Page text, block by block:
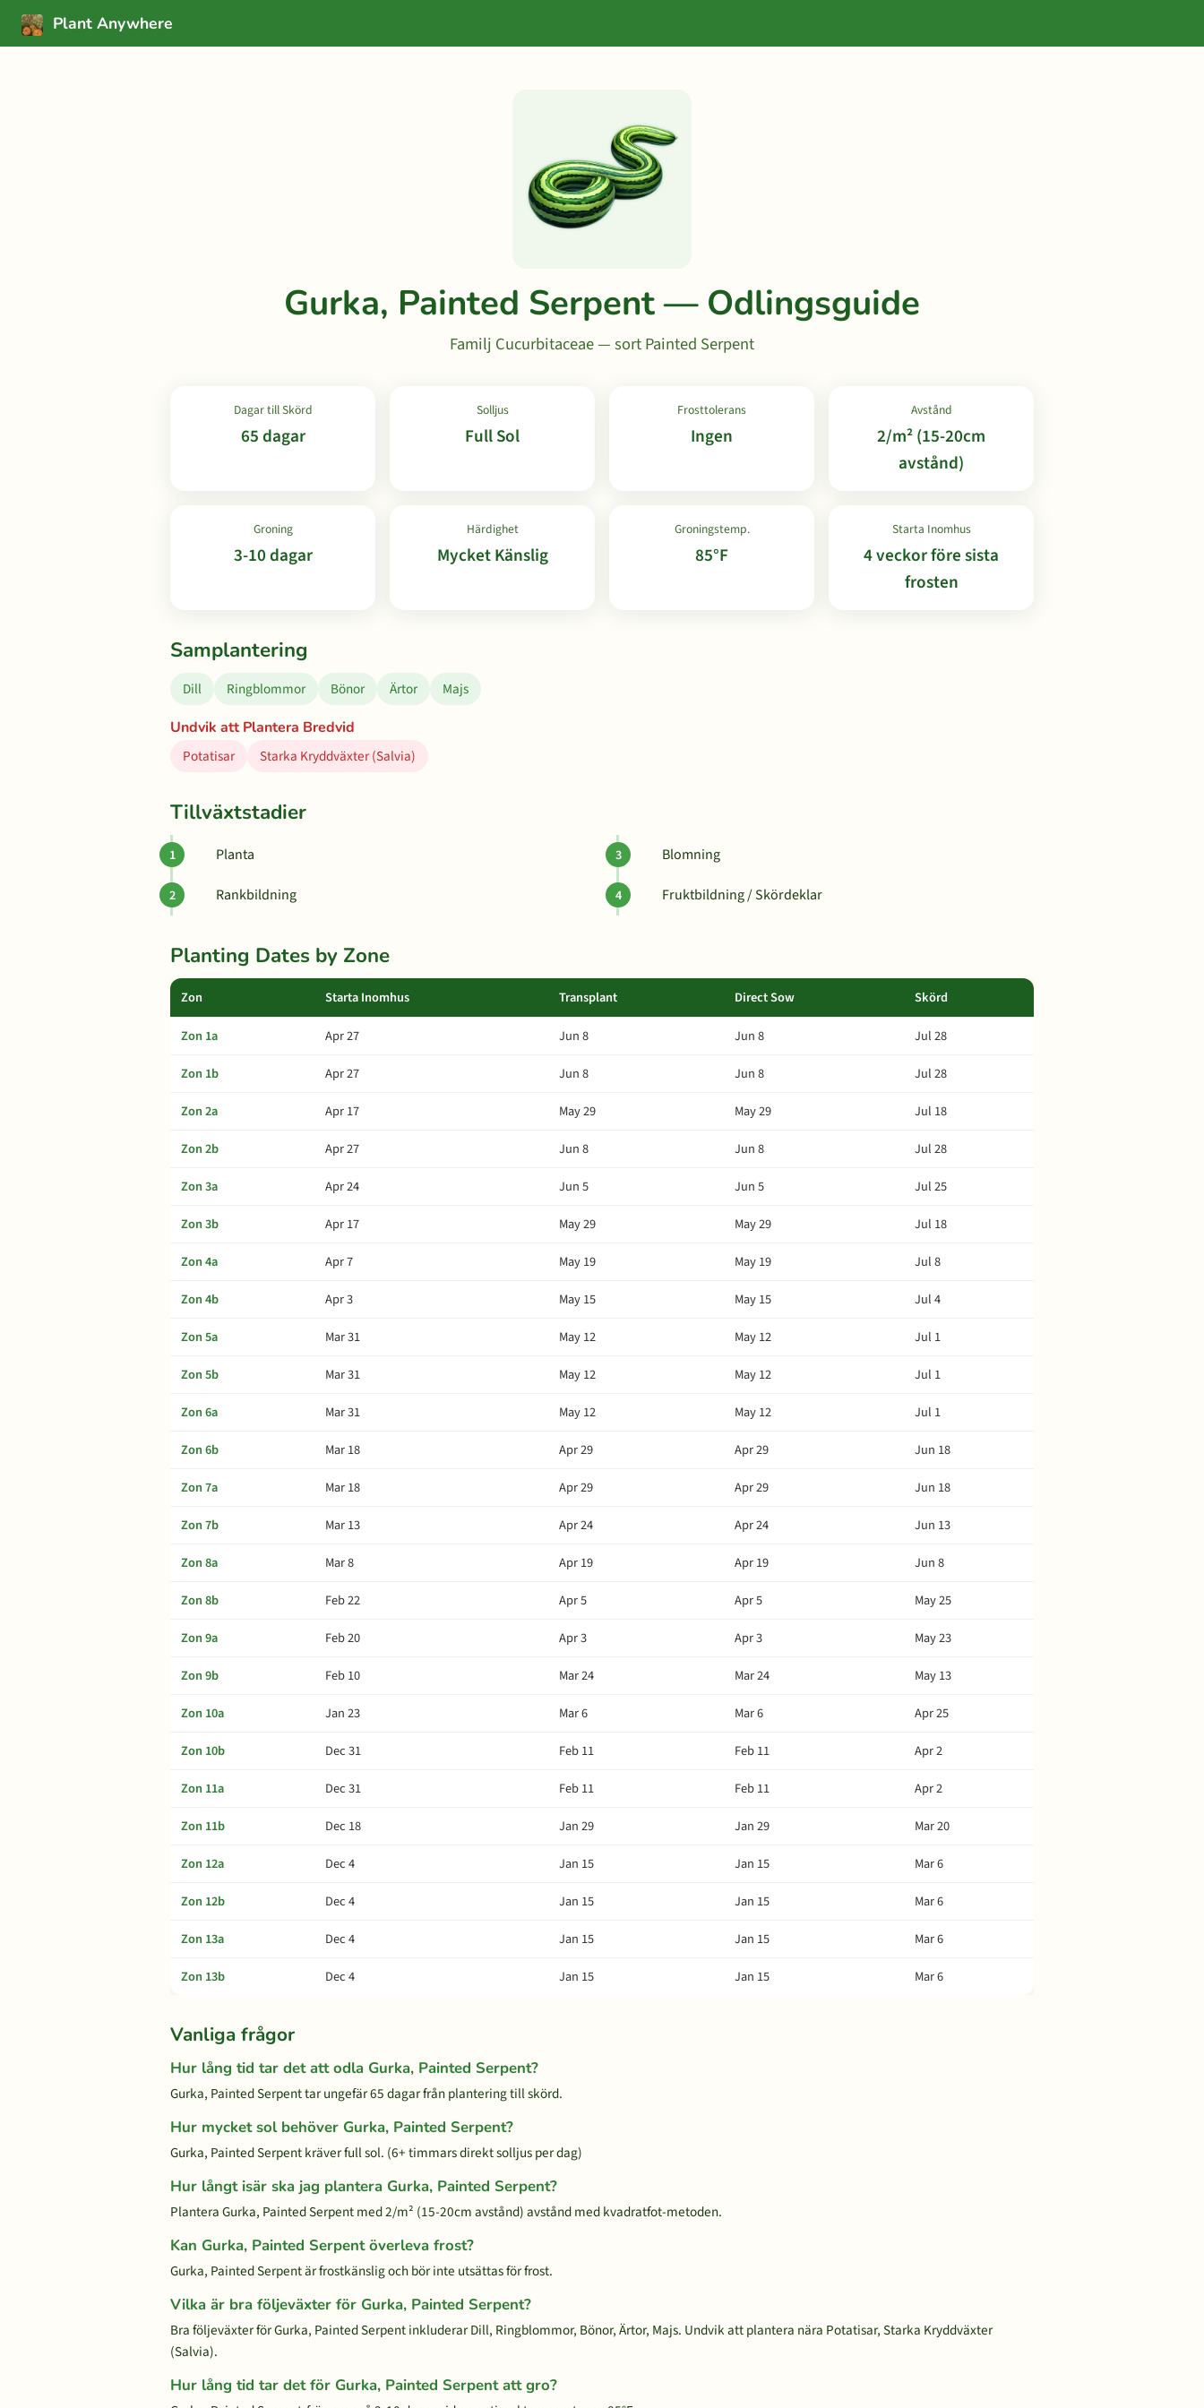
Plant Anywhere
Gurka, Painted Serpent — Odlingsguide
Familj Cucurbitaceae — sort Painted Serpent
Dagar till Skörd
65 dagar
Solljus
Full Sol
Frosttolerans
Ingen
Avstånd
2/m² (15-20cm
avstånd)
Groning
3-10 dagar
Härdighet
Mycket Känslig
Groningstemp.
85°F
Starta Inomhus
4 veckor före sista
frosten
Samplantering
Dill Ringblommor Bönor Ärtor
Majs
Undvik att Plantera Bredvid
Potatisar
Starka Kryddväxter (Salvia)
Tillväxtstadier
Planta
Rankbildning
Blomning
Fruktbildning / Skördeklar
Planting Dates by Zone
Zon Starta Inomhus Transplant Direct Sow Skörd
Zon 1a Apr 27 Jun 8 Jun 8
Jul 28
Zon 1b
Apr 27 Jun 8 Jun 8
Jul 28
Zon 2a
Apr 17 May 29 May 29
Jul 18
Zon 2b
Apr 27 Jun 8 Jun 8
Jul 28
Zon 3a
Apr 24 Jun 5 Jun 5
Jul 25
Zon 3b
Apr 17 May 29 May 29
Jul 18
Zon 4a
Apr 7 May 19 May 19
Jul 8
Zon 4b
Apr 3 May 15 May 15
Jul 4
Zon 5a
Mar 31 May 12 May 12
Jul 1
Zon 5b
Mar 31 May 12 May 12
Jul 1
Zon 6a
Mar 31 May 12 May 12
Jul 1
Zon 6b
Mar 18 Apr 29 Apr 29
Jun 18
Zon 7a
Mar 18 Apr 29 Apr 29
Jun 18
Zon 7b
Mar 13 Apr 24 Apr 24
Jun 13
Zon 8a
Mar 8 Apr 19 Apr 19
Jun 8
Zon 8b
Feb 22 Apr 5 Apr 5
May 25
Zon 9a
Feb 20 Apr 3 Apr 3
May 23
Zon 9b
Feb 10 Mar 24 Mar 24
May 13
Zon 10a
Jan 23 Mar 6 Mar 6
Apr 25
Zon 10b
Dec 31 Feb 11 Feb 11
Apr 2
Zon 11a
Dec 31 Feb 11 Feb 11
Apr 2
Zon 11b
Dec 18 Jan 29 Jan 29
Mar 20
Zon 12a
Dec 4 Jan 15 Jan 15
Mar 6
Zon 12b
Dec 4 Jan 15 Jan 15
Mar 6
Zon 13a
Dec 4 Jan 15 Jan 15
Mar 6
Zon 13b
Dec 4 Jan 15 Jan 15 Mar 6
Vanliga frågor
Hur lång tid tar det att odla Gurka, Painted Serpent?
Gurka, Painted Serpent tar ungefär 65 dagar från plantering till skörd.
Hur mycket sol behöver Gurka, Painted Serpent?
Gurka, Painted Serpent kräver full sol. (6+ timmars direkt solljus per dag)
Hur långt isär ska jag plantera Gurka, Painted Serpent?
Plantera Gurka, Painted Serpent med 2/m² (15-20cm avstånd) avstånd med kvadratfot-metoden.
Kan Gurka, Painted Serpent överleva frost?
Gurka, Painted Serpent är frostkänslig och bör inte utsättas för frost.
Vilka är bra följeväxter för Gurka, Painted Serpent?
Bra följeväxter för Gurka, Painted Serpent inkluderar Dill, Ringblommor, Bönor, Ärtor, Majs. Undvik att plantera nära Potatisar, Starka Kryddväxter
(Salvia).
Hur lång tid tar det för Gurka, Painted Serpent att gro?